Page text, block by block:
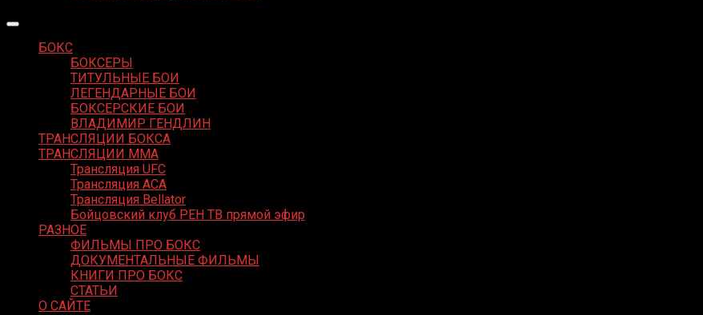
БОКС
БОКСЕРЫ
ТИТУЛЬНЫЕ БОИ
ЛЕГЕНДАРНЫЕ БОИ
БОКСЕРСКИЕ БОИ
ВЛАДИМИР ГЕНДЛИН
ТРАНСЛЯЦИИ БОКСА
ТРАНСЛЯЦИИ MMA
Трансляция UFC
Трансляция ACA
Трансляция Bellator
Бойцовский клуб РЕН ТВ прямой эфир
РАЗНОЕ
ФИЛЬМЫ ПРО БОКС
ДОКУМЕНТАЛЬНЫЕ ФИЛЬМЫ
КНИГИ ПРО БОКС
СТАТЬИ
О САЙТЕ